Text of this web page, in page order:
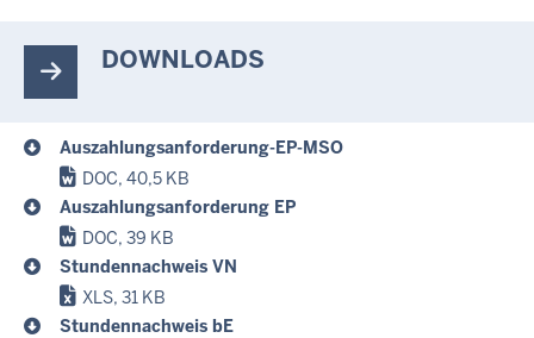
DOWNLOADS
Auszahlungsanforderung-EP-MSO
DOC, 40,5 KB
Auszahlungsanforderung EP
DOC, 39 KB
Stundennachweis VN
XLS, 31 KB
Stundennachweis bE